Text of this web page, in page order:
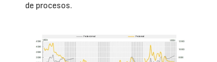
de procesos.